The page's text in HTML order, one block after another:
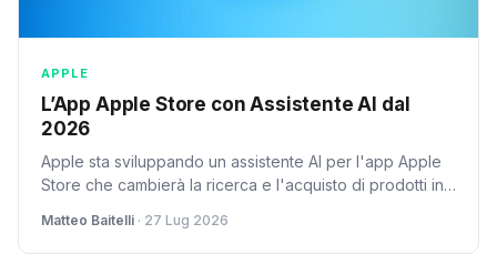
APPLE
L’App Apple Store con Assistente AI dal
2026
Apple sta sviluppando un assistente AI per l'app Apple
Store che cambierà la ricerca e l'acquisto di prodotti in
Matteo Baitelli · 27 Lug 2026